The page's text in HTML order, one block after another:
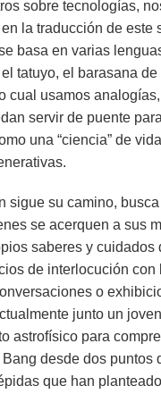
sobre tecnologías,
la traducción de este
basa en varias
tatuyo, el barasana
cual usamos
servir de puente
una “ciencia” de
sigue su camino,
se acerquen a sus
saberes y cuidados
de interlocución con
o
junto un
astrofísico para
desde dos puntos
que han